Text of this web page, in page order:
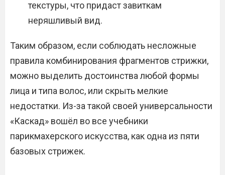
текстуры, что придаст завиткам
неряшливый вид.
Таким образом, если соблюдать несложные
правила комбинирования фрагментов стрижки,
можно выделить достоинства любой формы
лица и типа волос, или скрыть мелкие
недостатки. Из-за такой своей универсальности
«Каскад» вошёл во все учебники
парикмахерского искусства, как одна из пяти
базовых стрижек.